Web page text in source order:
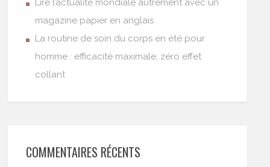
magazine papier en anglais
La routine de soin du corps en été pour
homme : efficacité maximale, zéro effet
collant
COMMENTAIRES RÉCENTS